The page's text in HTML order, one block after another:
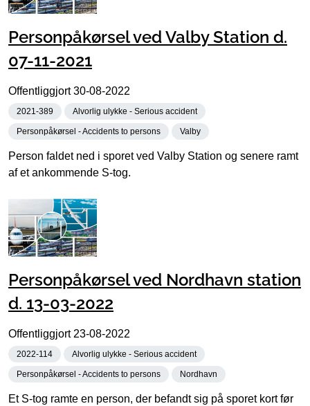
Personpåkørsel ved Valby Station d.
07-11-2021
Offentliggjort30-08-2022
2021-389 Alvorlig ulykke - Serious accident
Personpåkørsel - Accidents to persons Valby
Person faldet ned i sporet ved Valby Station og senere ramt
af et ankommende S-tog.
Personpåkørsel ved Nordhavn station
d. 13-03-2022
Offentliggjort 23-08-2022
2022-114 Alvorlig ulykke - Serious accident
Personpåkørsel - Accidents to persons Nordhavn
Et S-tog ramte en person, der befandt sig på sporet kort før